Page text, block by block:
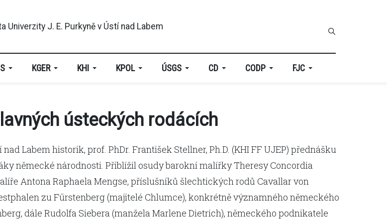
KGER KHI KPOL ÚSGS CD CODP FJC
ústeckých rodácích
Labem historik, prof. PhDr. František Stellner, Ph.D. (KHI FF UJEP) přednášku
německé národnosti. Přiblížil osudy barokní malířky Theresy Concordia
Antona Raphaela Mengse, příslušníků šlechtických rodů Cavallar von
zu Fürstenberg (majitelé Chlumce), konkrétně významného německého
dále Rudolfa Siebera (manžela Marlene Dietrich), německého podnikatele